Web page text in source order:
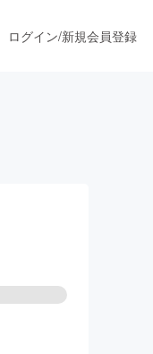
ログイン/新規会員登録